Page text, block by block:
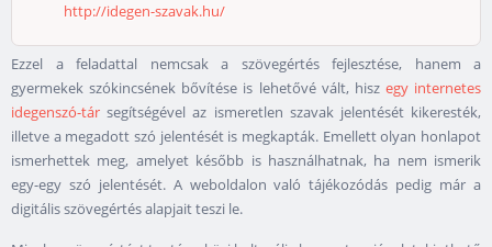
http://idegen-szavak.hu/
Ezzel a feladattal nemcsak a szövegértés fejlesztése, hanem a
gyermekek szókincsének bővítése is lehetővé vált, hisz egy internetes
idegenszó-tár segítségével az ismeretlen szavak jelentését kikeresték,
illetve a megadott szó jelentését is megkapták. Emellett olyan honlapot
ismerhettek meg, amelyet később is használhatnak, ha nem ismerik
egy-egy szó jelentését. A weboldalon való tájékozódás pedig már a
digitális szövegértés alapjait teszi le.